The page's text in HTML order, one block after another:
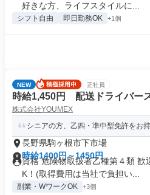
好きな方、ライフスタイルに...
シフト自由 即日勤務OK +1個
NEW 正社員
時給1,450円 配送ドライバー
株式会社YOUMEX
シニアの方、乙四・準中型免許をお
長野県駒ヶ根市下市場
時給1400円～1450円
資格 危険物取扱者乙種第４類 歓
K！(取得費用は当社で負担い...
副業・WワークOK +3個